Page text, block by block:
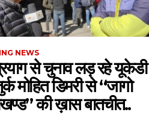
NEWS
से चुनाव लड़ रहे
मोहित डिमरी से “जागो
की ख़ास बातचीत..